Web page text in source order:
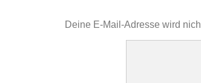
Deine E-Mail-Adresse wird